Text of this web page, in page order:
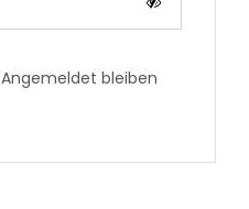
Angemeldet bleiben